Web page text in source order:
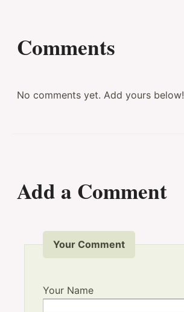
Comments
No comments yet. Add yours below!
Add a Comment
Your Comment
Your Name